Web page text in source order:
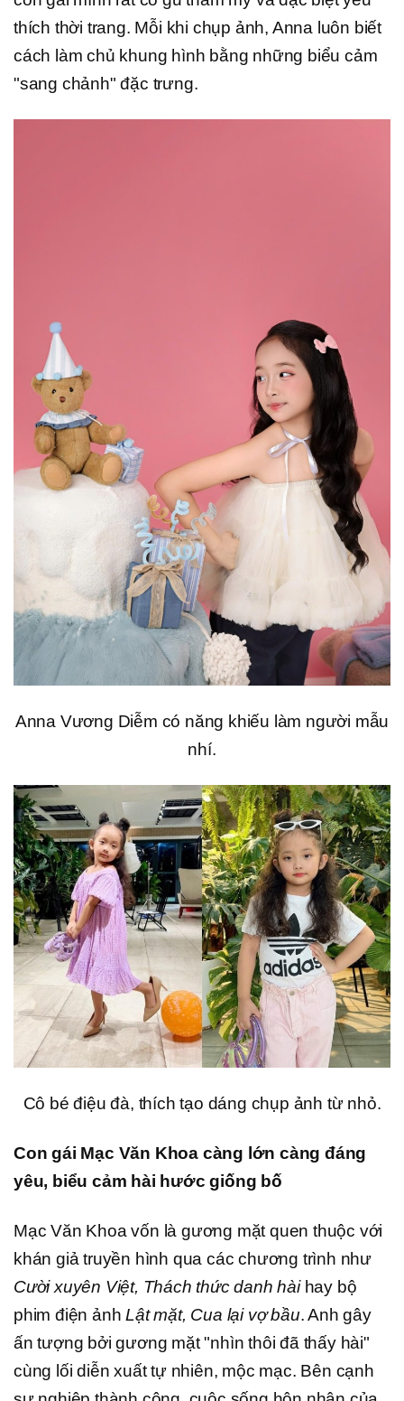
thích thời trang. Mỗi khi chụp ảnh, Anna luôn biết
cách làm chủ khung hình bằng những biểu cảm
"sang chảnh" đặc trưng.
Anna Vương Diễm có năng khiếu làm người mẫu
nhí.
Cô bé điệu đà, thích tạo dáng chụp ảnh từ nhỏ.
Con gái Mạc Văn Khoa càng lớn càng đáng
yêu, biểu cảm hài hước giống bố
Mạc Văn Khoa vốn là gương mặt quen thuộc với
khán giả truyền hình qua các chương trình như
Cười xuyên Việt, Thách thức danh hàihay bộ
phim điện ảnh Lật mặt, Cua lại vợ bầu. Anh gây
ấn tượng bởi gương mặt "nhìn thôi đã thấy hài"
cùng lối diễn xuất tự nhiên, mộc mạc. Bên cạnh